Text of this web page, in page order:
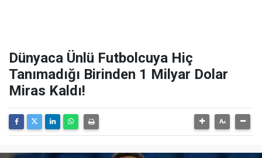
Dünyaca Ünlü Futbolcuya Hiç
Tanımadığı Birinden 1 Milyar Dolar
Miras Kaldı!